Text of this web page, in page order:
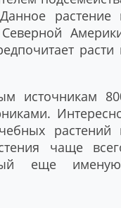
растение
расти
источникам
растений
чаще
еще